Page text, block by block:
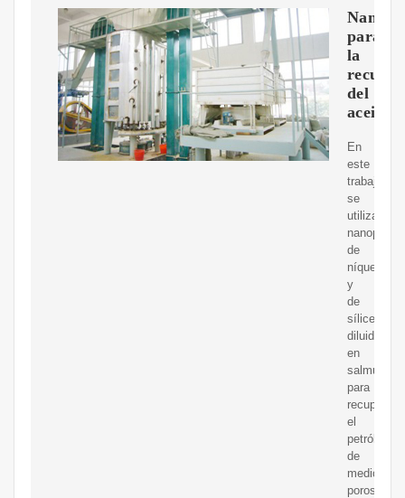
para
la
del
aceite
En
este
trabajo,
se
utilizaron
de
níquel
y
de
sílice
diluidas
en
salmuera
para
recuperar
el
petróleo
de
medios
porosos;